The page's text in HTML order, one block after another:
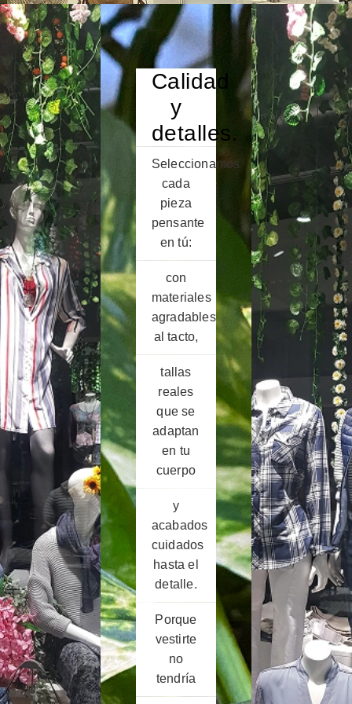
Calidad
y
detalles.
Seleccionamos
cada
pieza
pensante
en tú:
con
materiales
agradables
al tacto,
tallas
reales
que se
adaptan
en tu
cuerpo
y
acabados
cuidados
hasta el
detalle.
Porque
vestirte
no
tendría